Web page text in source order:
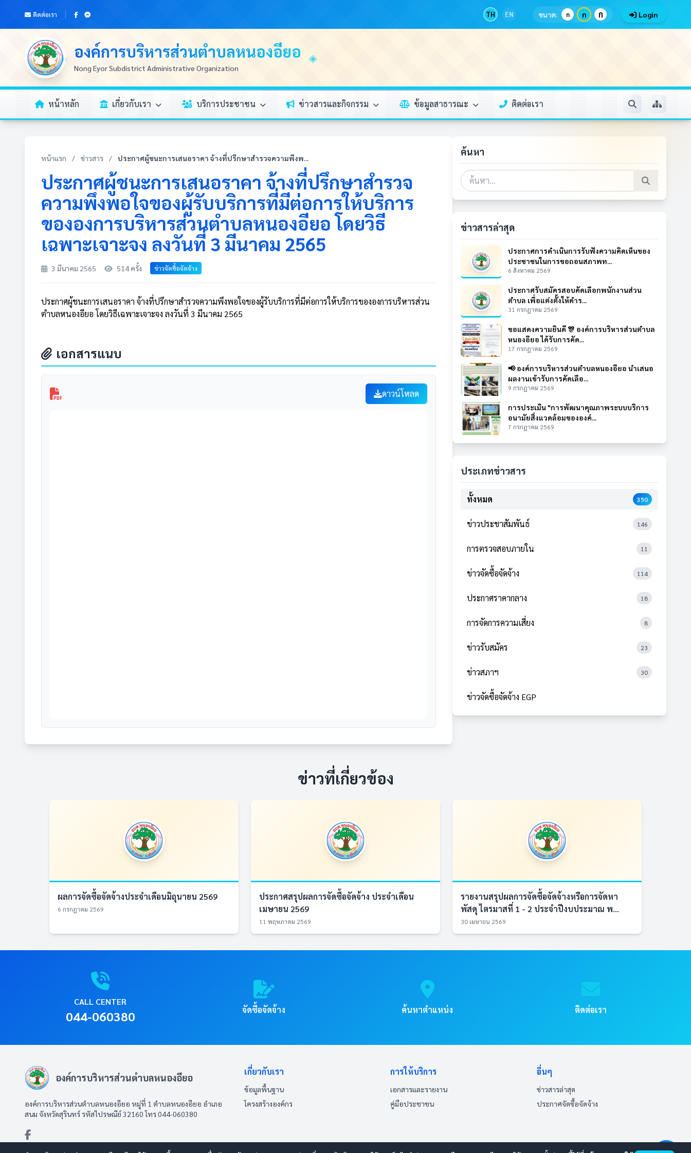
ติดต่อเรา TH EN ขนาด: ก ก ก Login
องค์การบริหารส่วนตำบลหนองอียอ
Nong Eyor Subdistrict Administrative Organization
หน้าหลัก เกี่ยวกับเรา บริการประชาชน ข่าวสารและกิจกรรม ข้อมูลสาธารณะ ติดต่อเรา
หน้าแรก / ข่าวสาร / ประกาศผู้ชนะการเสนอราคา จ้างที่ปรึกษาสำรวจความพึงพ...
ประกาศผู้ชนะการเสนอราคา จ้างที่ปรึกษาสำรวจ
ความพึงพอใจของผู้รับบริการที่มีต่อการให้บริการ
ขององการบริหารส่วนตำบลหนองอียอ โดยวิธี
เฉพาะเจาะจง ลงวันที่ 3 มีนาคม 2565
3 มีนาคม 2565 514 ครั้ง ข่าวจัดซื้อจัดจ้าง
ประกาศผู้ชนะการเสนอราคา จ้างที่ปรึกษาสำรวจความพึงพอใจของผู้รับบริการที่มีต่อการให้บริการขององการบริหารส่วน
ตำบลหนองอียอ โดยวิธีเฉพาะเจาะจง ลงวันที่ 3 มีนาคม 2565
เอกสารแนบ
ดาวน์โหลด
ค้นหา
ข่าวสารล่าสุด
ประกาศการดำเนินการรับฟังความคิดเห็นของ
ประชาชนในการขอถอนสภาพท...
6 สิงหาคม 2569
ประกาศรับสมัครสอบคัดเลือกพนักงานส่วน
ตำบล เพื่อแต่งตั้งให้ดำร...
31 กรกฎาคม 2569
ขอแสดงความยินดี 🎊 องค์การบริหารส่วนตำบล
หนองอียอ ได้รับการคัด...
17 กรกฎาคม 2569
📢 องค์การบริหารส่วนตำบลหนองอียอ นำเสนอ
ผลงานเข้ารับการคัดเลือ...
9 กรกฎาคม 2569
การประเมิน "การพัฒนาคุณภาพระบบบริการ
อนามัยสิ่งแวดล้อมขององค์...
7 กรกฎาคม 2569
ประเภทข่าวสาร
ทั้งหมด 350
ข่าวประชาสัมพันธ์ 146
การตรวจสอบภายใน 11
ข่าวจัดซื้อจัดจ้าง 114
ประกาศราคากลาง 18
การจัดการความเสี่ยง 8
ข่าวรับสมัคร 23
ข่าวสภาฯ 30
ข่าวจัดซื้อจัดจ้าง EGP
ข่าวที่เกี่ยวข้อง
ผลการจัดซื้อจัดจ้างประจำเดือนมิถุนายน 2569
6 กรกฎาคม 2569
ประกาศสรุปผลการจัดซื้อจัดจ้าง ประจำเดือน
เมษายน 2569
11 พฤษภาคม 2569
รายงานสรุปผลการจัดซื้อจัดจ้างหรือการจัดหา
พัสดุ ไตรมาสที่ 1 - 2 ประจำปีงบประมาณ พ...
30 เมษายน 2569
CALL CENTER
044-060380 จัดซื้อจัดจ้าง ค้นหาตำแหน่ง ติดต่อเรา
องค์การบริหารส่วนตำบลหนองอียอ
องค์การบริหารส่วนตำบลหนองอียอ หมู่ที่ 1 ตำบลหนองอียอ อำเภอ
สนม จังหวัดสุรินทร์ รหัสไปรษณีย์ 32160 โทร 044-060380
เกี่ยวกับเรา
ข้อมูลพื้นฐาน
โครงสร้างองค์กร
การให้บริการ
เอกสารและรายงาน
คู่มือประชาชน
อื่นๆ
ข่าวสารล่าสุด
ประกาศจัดซื้อจัดจ้าง